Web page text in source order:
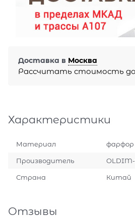
Доставка в Москва
Рассчитать стоимость
Характеристики
Материал фарфор
Производитель
Страна Китай
Отзывы